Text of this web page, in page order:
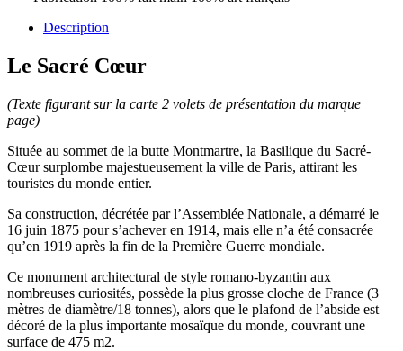
Description
Le Sacré Cœur
(Texte figurant sur la carte 2 volets de présentation du marque
page)
Située au sommet de la butte Montmartre, la Basilique du Sacré-
Cœur surplombe majestueusement la ville de Paris, attirant les
touristes du monde entier.
Sa construction, décrétée par l’Assemblée Nationale, a démarré le
16 juin 1875 pour s’achever en 1914, mais elle n’a été consacrée
qu’en 1919 après la fin de la Première Guerre mondiale.
Ce monument architectural de style romano-byzantin aux
nombreuses curiosités, possède la plus grosse cloche de France (3
mètres de diamètre/18 tonnes), alors que le plafond de l’abside est
décoré de la plus importante mosaïque du monde, couvrant une
surface de 475 m2.